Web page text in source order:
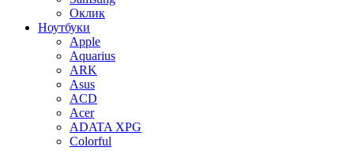
Оклик
Ноутбуки
Apple
Aquarius
ARK
Asus
ACD
Acer
ADATA XPG
Colorful